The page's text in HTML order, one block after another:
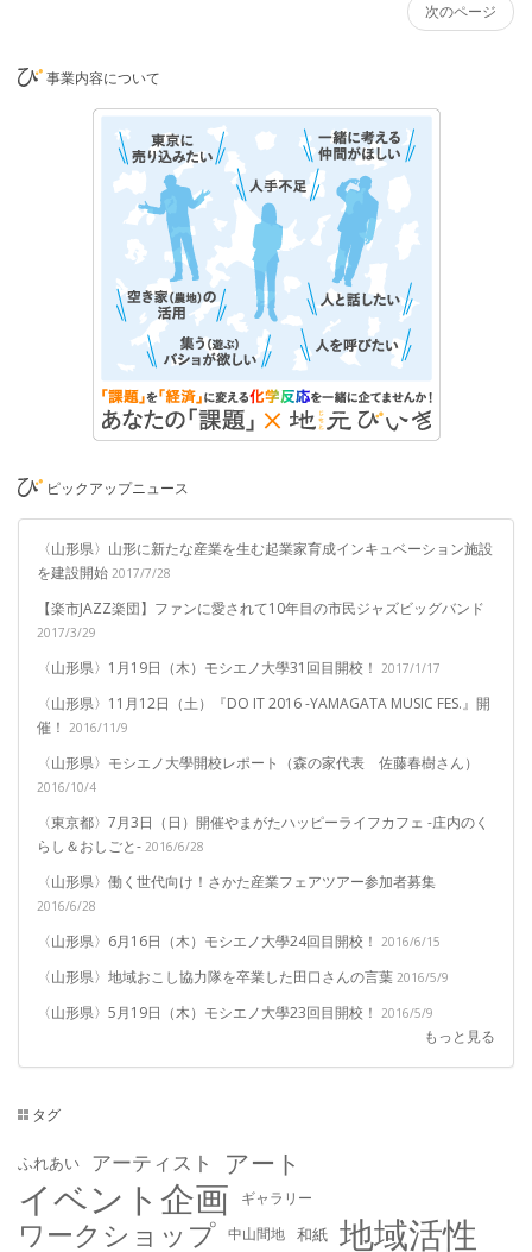
次のページ
事業内容について
ピックアップニュース
〈山形県〉山形に新たな産業を生む起業家育成インキュベーション施設
を建設開始 2017/7/28
【楽市JAZZ楽団】ファンに愛されて10年目の市民ジャズビッグバンド
2017/3/29
〈山形県〉1月19日（木）モシエノ大學31回目開校！ 2017/1/17
〈山形県〉11月12日（土）『DO IT 2016 -YAMAGATA MUSIC FES.』開
催！ 2016/11/9
〈山形県〉モシエノ大學開校レポート（森の家代表 佐藤春樹さん）
2016/10/4
〈東京都〉7月3日（日）開催やまがたハッピーライフカフェ -庄内のく
らし＆おしごと- 2016/6/28
〈山形県〉働く世代向け！さかた産業フェアツアー参加者募集
2016/6/28
〈山形県〉6月16日（木）モシエノ大學24回目開校！ 2016/6/15
〈山形県〉地域おこし協力隊を卒業した田口さんの言葉 2016/5/9
〈山形県〉5月19日（木）モシエノ大學23回目開校！ 2016/5/9
もっと見る
タグ
ふれあい アーティスト アート
イベント企画 ギャラリー
ワークショップ 中山間地 和紙 地域活性